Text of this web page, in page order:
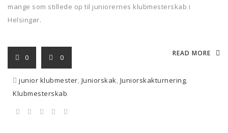
mange som stillede op til juniorernes klubmesterskab i
Helsingør.
READ MORE
0 0
junior klubmester, Juniorskak, Juniorskakturnering,
Klubmesterskab